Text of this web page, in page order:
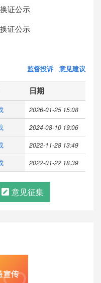
证公示
证公示
监督投诉 意见建议
日期
2026-01-25 15:08
2024-08-10 19:06
2022-11-28 13:49
2022-01-22 18:39
意见征集